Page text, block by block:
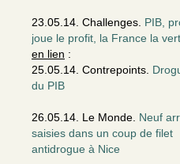
23.05.14. Challenges. PIB,
joue le profit, la France la
en lien :
25.05.14. Contrepoints.
du PIB
26.05.14. Le Monde. Neuf
saisies dans un coup de filet
antidrogue à Nice